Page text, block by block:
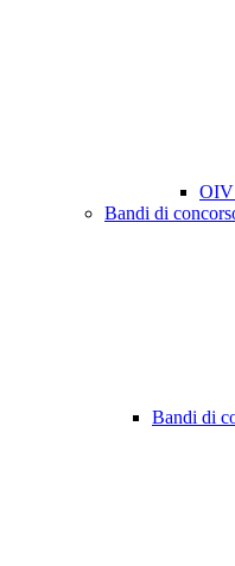
OIV
Bandi di
Bandi di